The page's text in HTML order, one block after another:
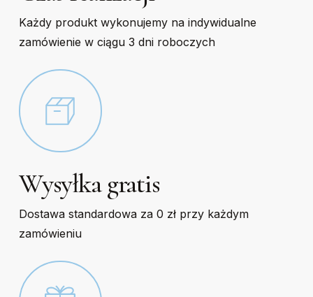
Każdy produkt wykonujemy na indywidualne
zamówienie w ciągu 3 dni roboczych
Wysyłka gratis
Dostawa standardowa za 0 zł przy każdym
zamówieniu